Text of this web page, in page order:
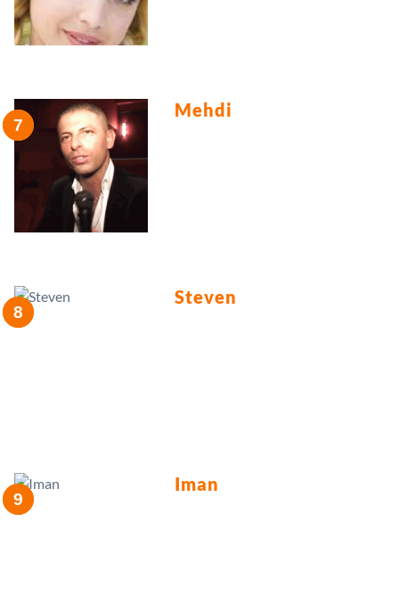
Mehdi
Steven
Iman